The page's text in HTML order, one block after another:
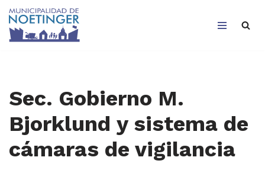
Saltar
Sec. Gobierno M.
Bjorklund y sistema de
cámaras de vigilancia